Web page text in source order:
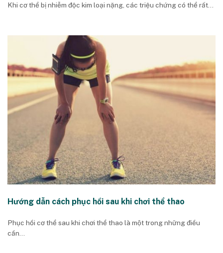
Khi cơ thể bị nhiễm độc kim loại nặng, các triệu chứng có thể rất...
Hướng dẫn cách phục hồi sau khi chơi thể thao
Phục hồi cơ thể sau khi chơi thể thao là một trong những điều
cần...